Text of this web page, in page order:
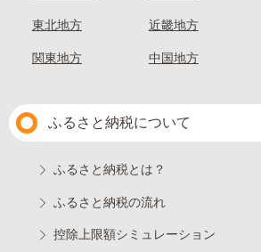
東北地方
関東地方
近畿地方
中国地方
ふるさと納税について
ふるさと納税とは？
ふるさと納税の流れ
控除上限額シミュレーション